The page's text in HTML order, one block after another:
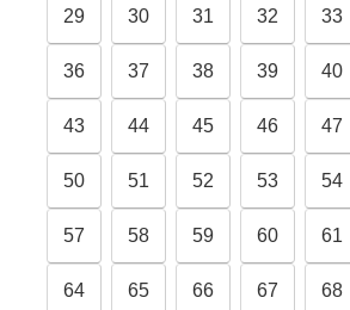
29 30 31 32 33
36 37 38 39 40
43 44 45 46 47
50 51 52 53 54
57 58 59 60 61
64 65 66 67 68